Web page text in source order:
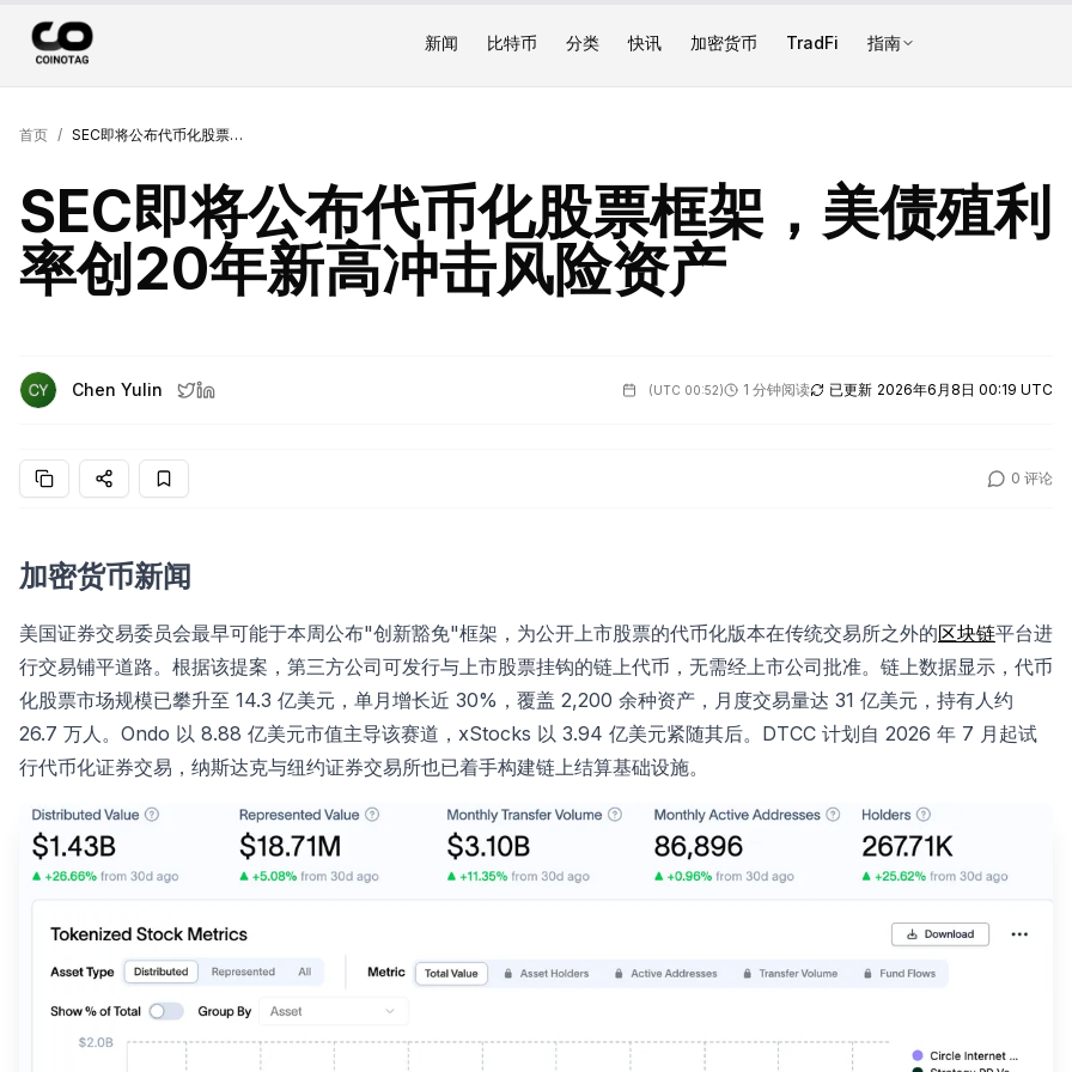
新闻 比特币 分类 快讯 加密货币 TradFi 指南
首页 / SEC即将公布代币化股票框架，美债殖利率创20年新高冲击风险资产
SEC即将公布代币化股票框架，美债殖利
率创20年新高冲击风险资产
Chen Yulin (UTC 00:52) 1 分钟阅读 已更新 2026年6月8日 00:19 UTC
0 评论
加密货币新闻
美国证券交易委员会最早可能于本周公布"创新豁免"框架，为公开上市股票的代币化版本在传统交易所之外的区块链平台进
行交易铺平道路。根据该提案，第三方公司可发行与上市股票挂钩的链上代币，无需经上市公司批准。链上数据显示，代币
化股票市场规模已攀升至 14.3 亿美元，单月增长近 30%，覆盖 2,200 余种资产，月度交易量达 31 亿美元，持有人约
26.7 万人。Ondo 以 8.88 亿美元市值主导该赛道，xStocks 以 3.94 亿美元紧随其后。DTCC 计划自 2026 年 7 月起试
行代币化证券交易，纳斯达克与纽约证券交易所也已着手构建链上结算基础设施。